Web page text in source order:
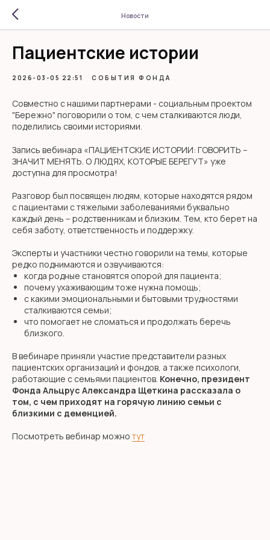
Новости
Пациентские истории
2026-03-05 22:51 СОБЫТИЯ ФОНДА
Совместно с нашими партнерами - социальным проектом
"Бережно" поговорили о том, с чем сталкиваются люди,
поделились своими историями.
Запись вебинара «ПАЦИЕНТСКИЕ ИСТОРИИ: ГОВОРИТЬ –
ЗНАЧИТ МЕНЯТЬ. О ЛЮДЯХ, КОТОРЫЕ БЕРЕГУТ» уже
доступна для просмотра!
Разговор был посвящен людям, которые находятся рядом
с пациентами с тяжелыми заболеваниями буквально
каждый день – родственникам и близким. Тем, кто берет на
себя заботу, ответственность и поддержку.
Эксперты и участники честно говорили на темы, которые
редко поднимаются и озвучиваются:
когда родные становятся опорой для пациента;
почему ухаживающим тоже нужна помощь;
с какими эмоциональными и бытовыми трудностями
сталкиваются семьи;
что помогает не сломаться и продолжать беречь
близкого.
В вебинаре приняли участие представители разных
пациентских организаций и фондов, а также психологи,
работающие с семьями пациентов. Конечно, президент
Фонда Альцрус Александра Щеткина рассказала о
том, с чем приходят на горячую линию семьи с
близкими с деменцией.
Посмотреть вебинар можно тут